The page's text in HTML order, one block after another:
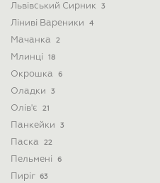
Львівський Сирник 3
Ліниві Вареники 4
Мачанка 2
Млинці 18
Окрошка 6
Оладки 3
Олів'є 21
Панкейки 3
Паска 22
Пельмені 6
Пиріг 63